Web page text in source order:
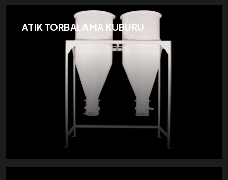
ATIK TORBALAMA KUBURU